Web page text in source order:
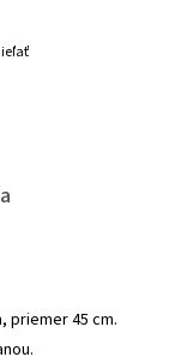
priemer 45 cm.